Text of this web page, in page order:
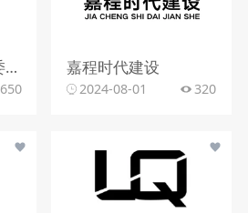
时代中央B区业主委员会
650
嘉程时代建设
2024-08-01 320